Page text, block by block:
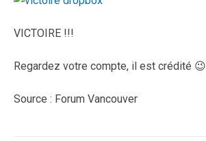
VICTOIRE !!!
Regardez votre compte, il est crédité 😉
Source : Forum Vancouver